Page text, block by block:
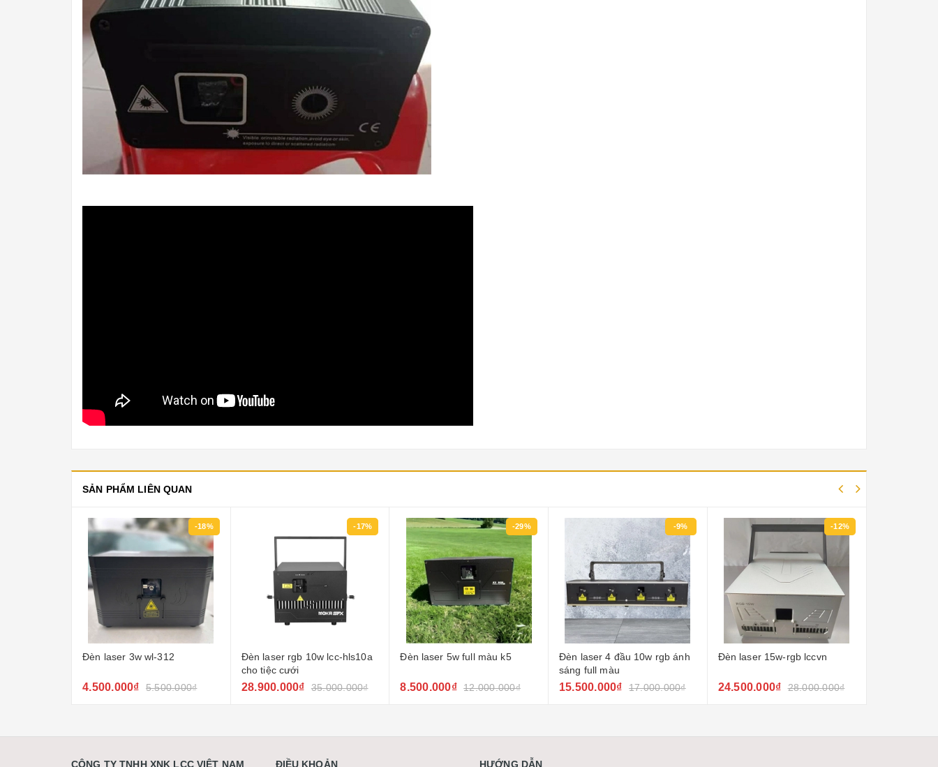
SẢN PHẨM LIÊN QUAN
-18%
Đèn laser 3w wl-312
4.500.000₫ 5.500.000₫
-17%
Đèn laser rgb 10w lcc-hls10a
cho tiệc cưới
28.900.000₫ 35.000.000₫
-29%
Đèn laser 5w full màu k5
8.500.000₫ 12.000.000₫
-9%
Đèn laser 4 đầu 10w rgb ánh
sáng full màu
15.500.000₫ 17.000.000₫
-12%
Đèn laser 15w-rgb lccvn
24.500.000₫ 28.000.000₫
CÔNG TY TNHH XNK LCC VIỆT NAM ĐIỀU KHOẢN HƯỚNG DẪN